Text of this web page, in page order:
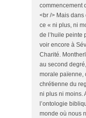
commencement
<br /> Mais dans
ce « ni plus, ni
de l’huile peinte
voir encore à
Charité.
au second
morale païenne,
chrétienne du
ni plus ni moins.
l’ontologie
monde où nous